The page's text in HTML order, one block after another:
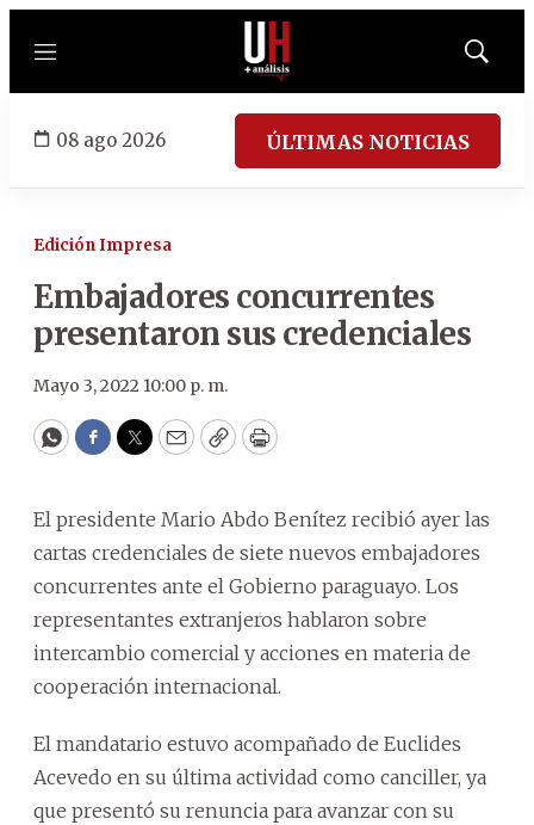
Menú
Mostrar
08 ago 2026 ÚLTIMAS NOTICIAS
Edición Impresa
Embajadores concurrentes
presentaron sus credenciales
Mayo 3, 2022 10:00 p. m.
WhatsApp
Facebook
Twitter
EmailCopyPrint
El presidente Mario Abdo Benítez recibió ayer las
cartas credenciales de siete nuevos embajadores
concurrentes ante el Gobierno paraguayo. Los
representantes extranjeros hablaron sobre
intercambio comercial y acciones en materia de
cooperación internacional.
El mandatario estuvo acompañado de Euclides
Acevedo en su última actividad como canciller, ya
que presentó su renuncia para avanzar con su